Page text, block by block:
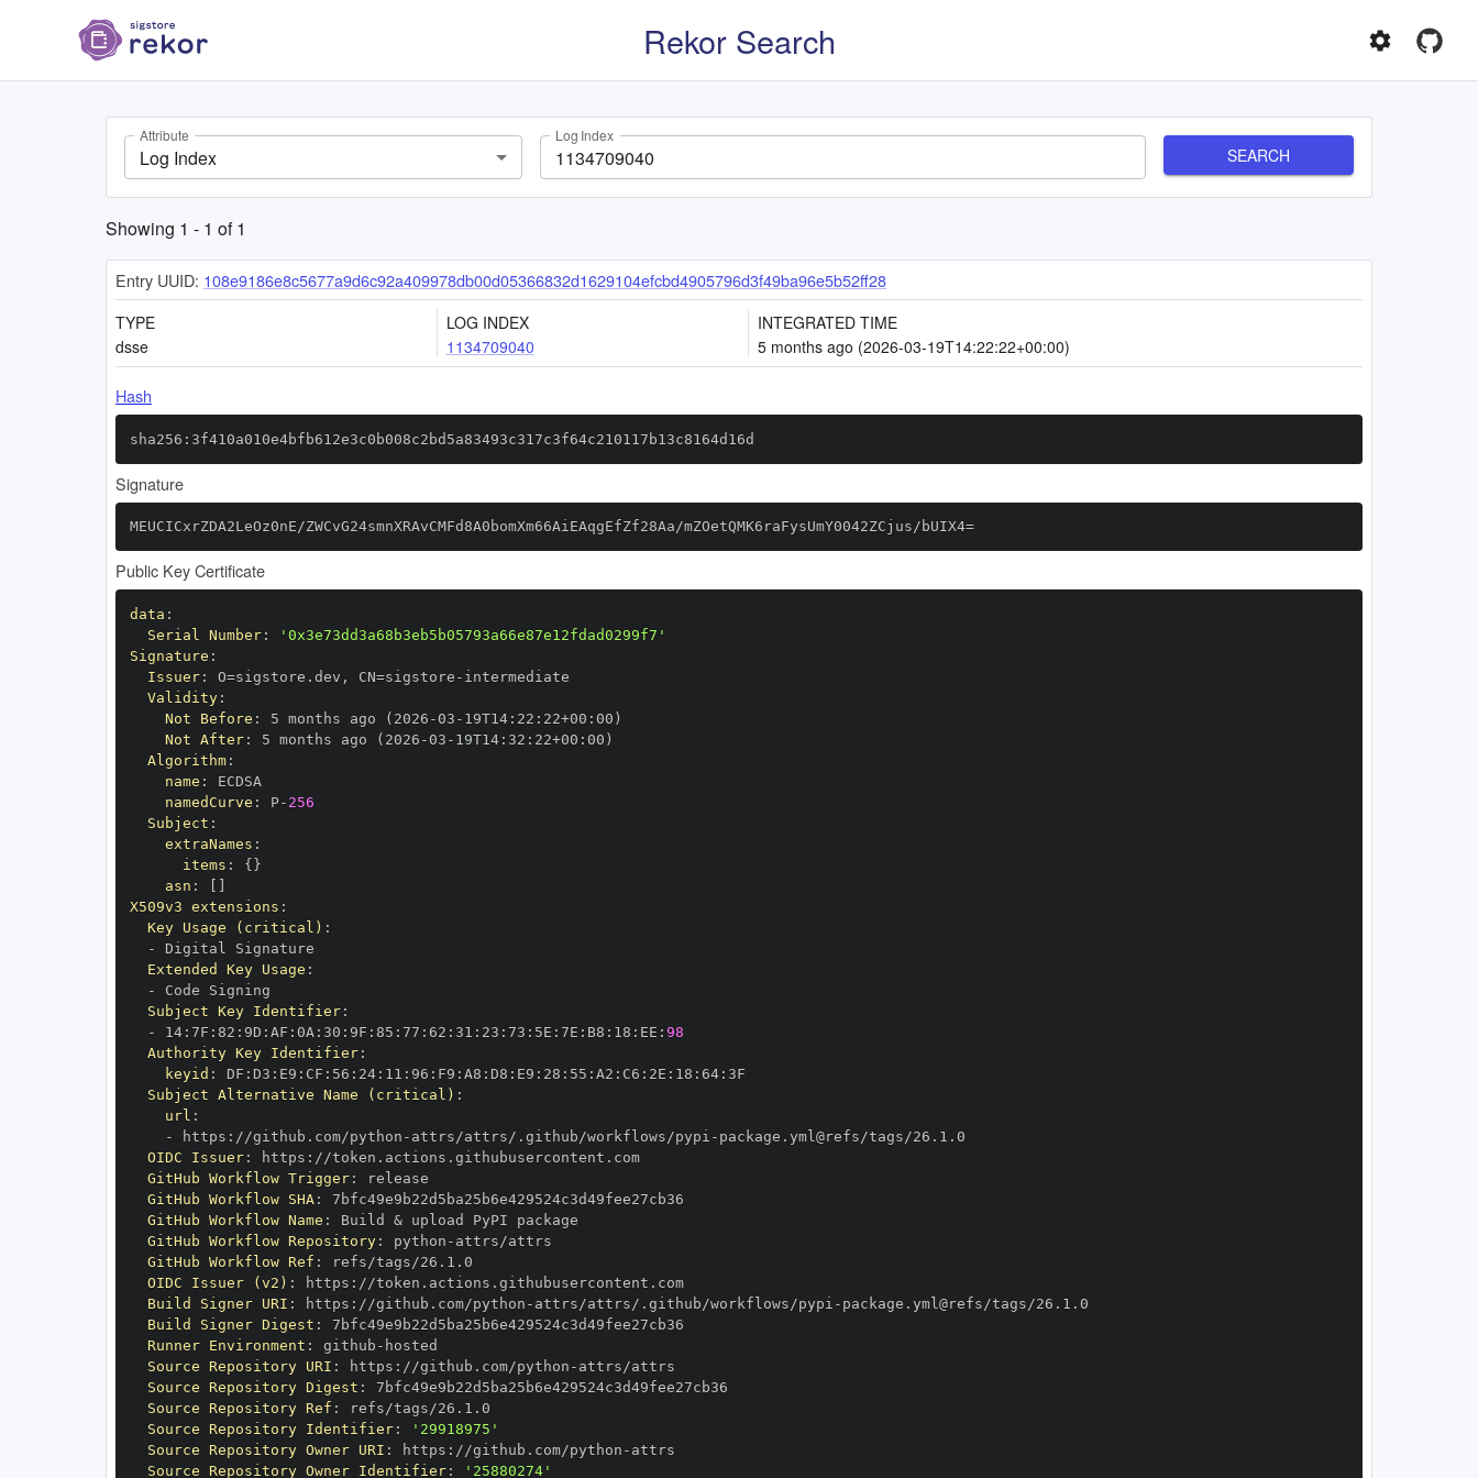
Rekor Search
Attribute
Log Index
Log Index
SEARCH
Showing 1 - 1 of1
Entry UUID: 108e9186e8c5677a9d6c92a409978db00d05366832d1629104efcbd4905796d3f49ba96e5b52ff28
TYPE
dsse
LOG INDEX
1134709040
INTEGRATED TIME
5 months ago (2026-03-19T14:22:22+00:00)
Hash
sha256:3f410a010e4bfb612e3c0b008c2bd5a83493c317c3f64c210117b13c8164d16d
Signature
MEUCICxrZDA2LeOz0nE/ZWCvG24smnXRAvCMFd8A0bomXm66AiEAqgEfZf28Aa/mZOetQMK6raFysUmY0042ZCjus/bUIX4=
Public Key Certificate
data :
Serial Number:
'0x3e73dd3a68b3eb5b05793a66e87e12fdad0299f7'
Signature :
Issuer: O=sigstore.dev , CN=sigstore -
Validity:
Not Before : 5 months ago (2026 -03 - 19T14: 22 : 22+00 :
Not After: 5 months ago (2026 -03 - 19T14: 32 : 22+00 :
Algorithm:
name :
namedCurve : P- 256
Subject :
extraNames :
items : { }
asn :
X509v3 extensions :
Key Usage (critical) :
-
Extended Key Usage :
-
Subject Key Identifier:
-
14: 7F : 82 : 9D : AF : 0A : 30 : 9F : 85 : 77 : 62 : 31 : 23 : 73 : 5E : 7E : B8 : 18 : EE : 98
Authority Key Identifier:
keyid : DF : D3 : E9 : CF : 56 : 24: 11 : 96 : F9 : A8 : D8 : E9 : 28 : 55 : A2 : C6 : 2E : 18 : 64:
Subject Alternative Name (critical) :
url :
-
https : //github.com/python - attrs/attrs/.github/workflows/pypi -
OIDC Issuer: https :
//token.actions.githubusercontent.com
GitHub Workflow Trigger:
GitHub Workflow SHA:
GitHub Workflow Name :
GitHub Workflow Repository: python -
GitHub Workflow Ref :
OIDC Issuer (v2) : https :
//token.actions.githubusercontent.com
Build Signer URI : https : //github.com/python - attrs/attrs/.github/workflows/pypi -
Build Signer Digest :
Runner Environment : github -
Source Repository URI : https : //github.com/python -
Source Repository Digest :
Source Repository Ref :
Source Repository Identifier:
'29918975'
Source Repository Owner URI : https : //github.com/python -
Source Repository Owner Identifier: '25880274'